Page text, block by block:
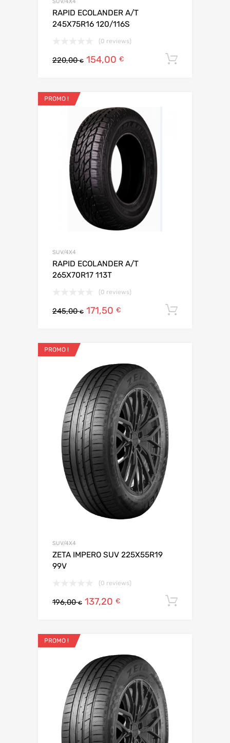
RAPID ECOLANDER A/T
245X75R16 120/116S
(0 reviews)
220,00€ 154,00 €
PROMO !
SUV/4X4
RAPID ECOLANDER A/T
265X70R17 113T
(0 reviews)
245,00€ 171,50 €
PROMO !
SUV/4X4
ZETA IMPERO SUV 225X55R19
99V
(0 reviews)
196,00€ 137,20 €
PROMO !